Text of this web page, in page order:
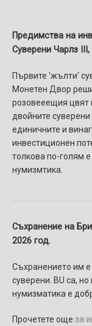
Предимства на
Суверени Чарлз III,
Първите 'жълти'
Монетен Двор
розовееещия цвят
двойните
единичните и
инвестиционен
толкова по-голям
нумизмтика.
Съхранение на
2026 год.
Съхранението им
суверени. BU са,
нумизматика е
Прочетете още за